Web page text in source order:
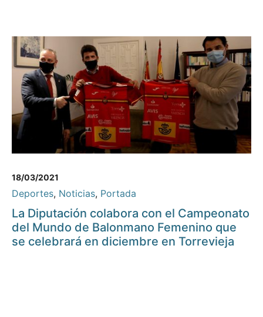
18/03/2021
Deportes, Noticias, Portada
La Diputación colabora con el Campeonato
del Mundo de Balonmano Femenino que
se celebrará en diciembre en Torrevieja